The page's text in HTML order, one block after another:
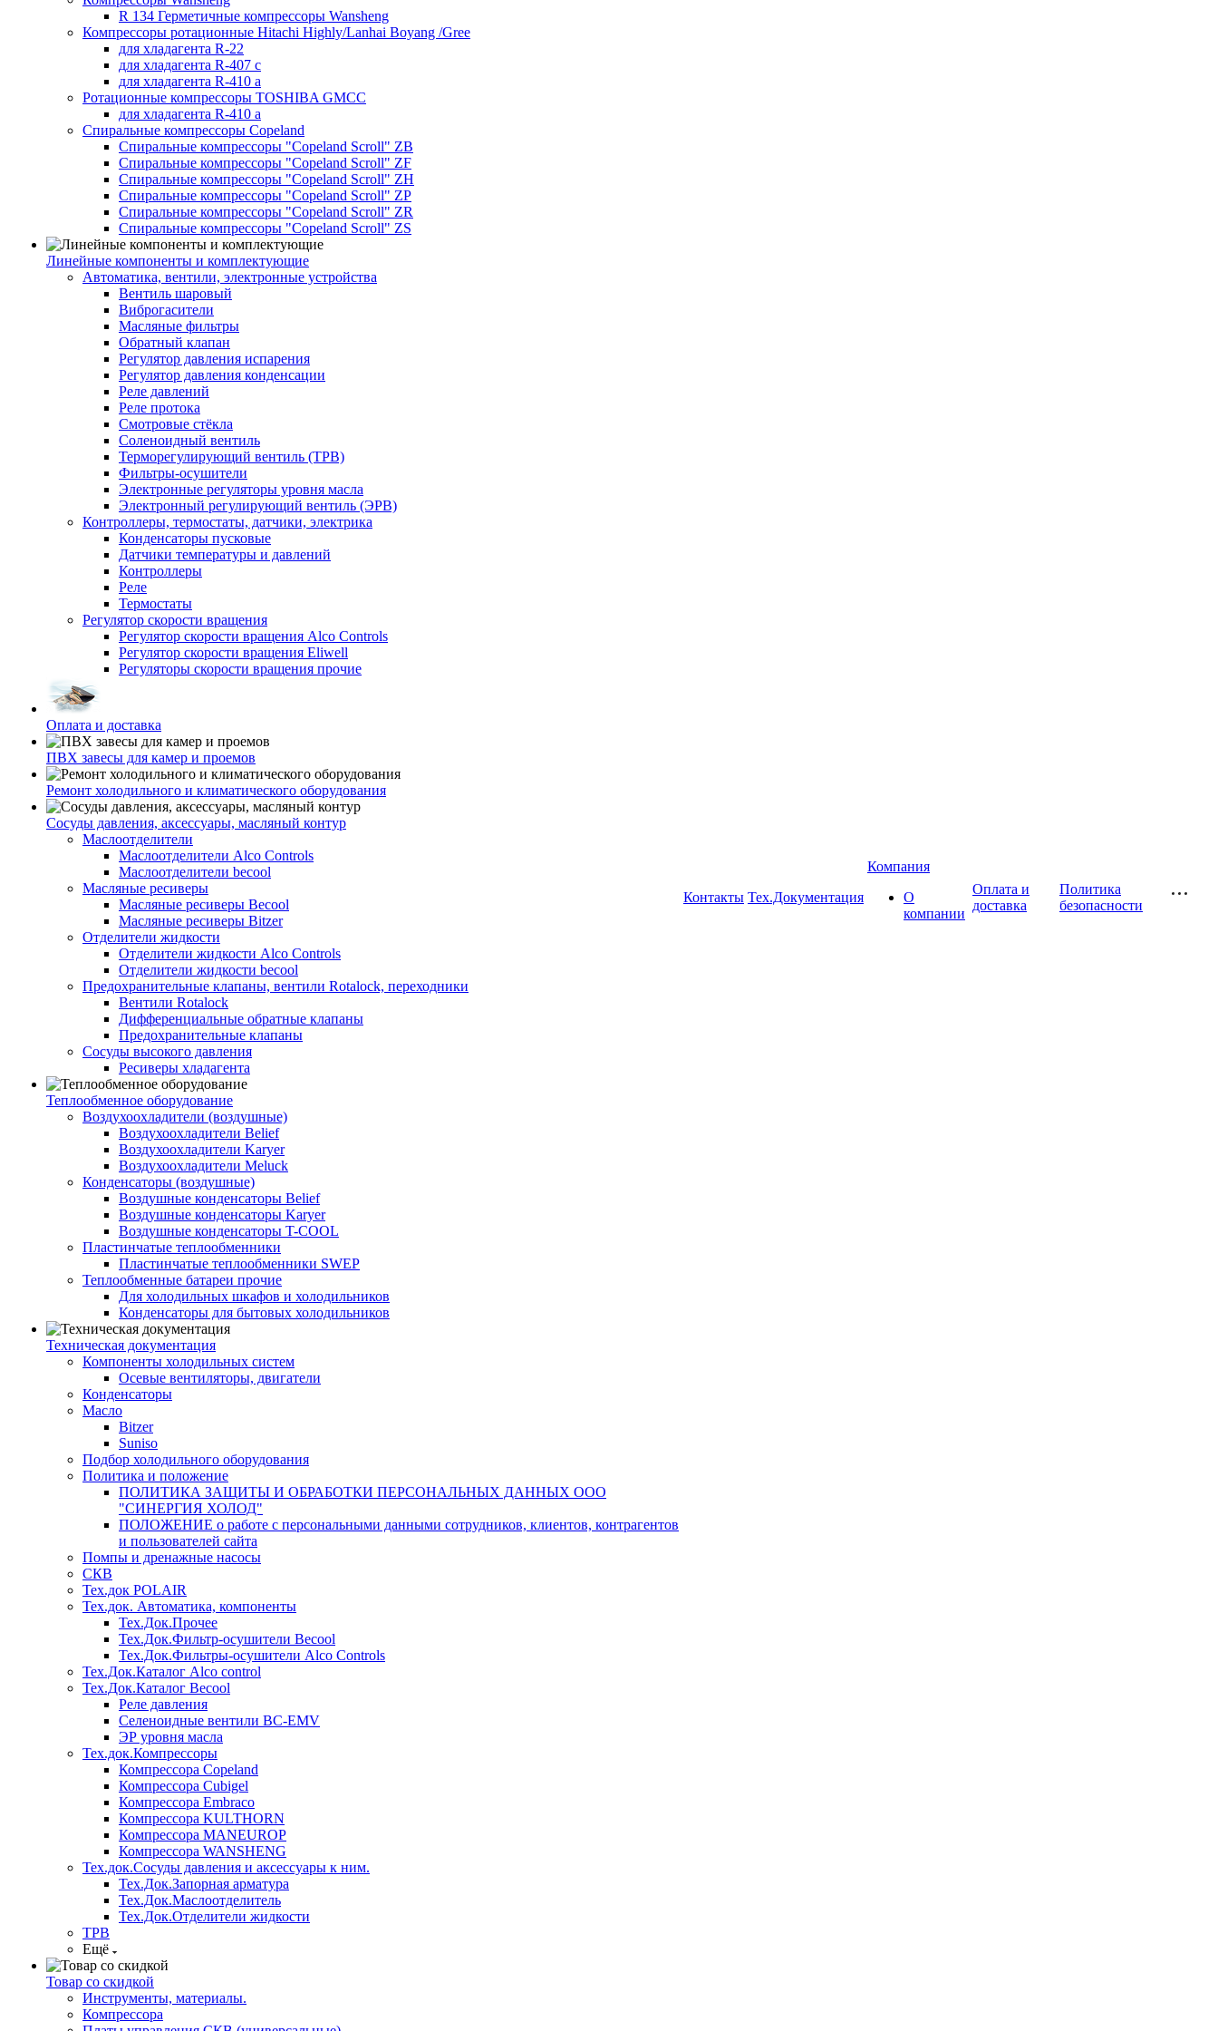
R 134 Герметичные компрессоры Wansheng
Компрессоры ротационные Hitachi Highly/Lanhai Boyang /Gree
для хладагента R-22
для хладагента R-407 с
для хладагента R-410 а
Ротационные компрессоры TOSHIBA GMCC
для хладагента R-410 а
Спиральные компрессоры Copeland
Спиральные компрессоры "Copeland Scroll" ZB
Спиральные компрессоры "Copeland Scroll" ZF
Спиральные компрессоры "Copeland Scroll" ZH
Спиральные компрессоры "Copeland Scroll" ZP
Спиральные компрессоры "Copeland Scroll" ZR
Спиральные компрессоры "Copeland Scroll" ZS
Линейные компоненты и комплектующие
Автоматика, вентили, электронные устройства
Вентиль шаровый
Виброгасители
Масляные фильтры
Обратный клапан
Регулятор давления испарения
Регулятор давления конденсации
Реле давлений
Реле протока
Смотровые стёкла
Соленоидный вентиль
Терморегулирующий вентиль (ТРВ)
Фильтры-осушители
Электронные регуляторы уровня масла
Электронный регулирующий вентиль (ЭРВ)
Контроллеры, термостаты, датчики, электрика
Конденсаторы пусковые
Датчики температуры и давлений
Контроллеры
Реле
Термостаты
Регулятор скорости вращения
Регулятор скорости вращения Alco Controls
Регулятор скорости вращения Eliwell
Регуляторы скорости вращения прочие
Оплата и доставка
ПВХ завесы для камер и проемов
Ремонт холодильного и климатического оборудования
Сосуды давления, аксессуары, масляный контур
Маслоотделители
Маслоотделители Alco Controls
Маслоотделители becool
Масляные ресиверы
Масляные ресиверы Becool
Масляные ресиверы Bitzer
Отделители жидкости
Отделители жидкости Alco Controls
Отделители жидкости becool
Предохранительные клапаны, вентили Rotalock, переходники
Вентили Rotalock
Дифференциальные обратные клапаны
Предохранительные клапаны
Сосуды высокого давления
Ресиверы хладагента
Теплообменное оборудование
Воздухоохладители (воздушные)
Воздухоохладители Belief
Воздухоохладители Karyer
Воздухоохладители Meluck
Конденсаторы (воздушные)
Воздушные конденсаторы Belief
Воздушные конденсаторы Karyer
Воздушные конденсаторы T-COOL
Пластинчатые теплообменники
Пластинчатые теплообменники SWEP
Теплообменные батареи прочие
Для холодильных шкафов и холодильников
Конденсаторы для бытовых холодильников
Техническая документация
Компоненты холодильных систем
Осевые вентиляторы, двигатели
Конденсаторы
Масло
Bitzer
Suniso
Подбор холодильного оборудования
Политика и положение
ПОЛИТИКА ЗАЩИТЫ И ОБРАБОТКИ ПЕРСОНАЛЬНЫХ ДАННЫХ ООО
"СИНЕРГИЯ ХОЛОД"
ПОЛОЖЕНИЕ о работе с персональными данными сотрудников, клиентов, контрагентов
и пользователей сайта
Помпы и дренажные насосы
СКВ
Тех.док POLAIR
Тех.док. Автоматика, компоненты
Тех.Док.Прочее
Тех.Док.Фильтр-осушители Becool
Тех.Док.Фильтры-осушители Alco Controls
Тех.Док.Каталог Alco control
Тех.Док.Каталог Becool
Реле давления
Селеноидные вентили BC-EMV
ЭР уровня масла
Тех.док.Компрессоры
Компрессора Copeland
Компрессора Cubigel
Компрессора Embraco
Компрессора KULTHORN
Компрессора MANEUROP
Компрессора WANSHENG
Тех.док.Сосуды давления и аксессуары к ним.
Тех.Док.Запорная арматура
Тех.Док.Маслоотделитель
Тех.Док.Отделители жидкости
ТРВ
Ещё
Товар со скидкой
Инструменты, материалы.
Компрессора
Контакты Тех.Документация
Компания
О
компании
Оплата и
доставка
Политика
безопасности